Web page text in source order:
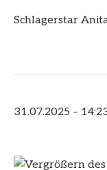
Schlagerstar
31.07.2025 –